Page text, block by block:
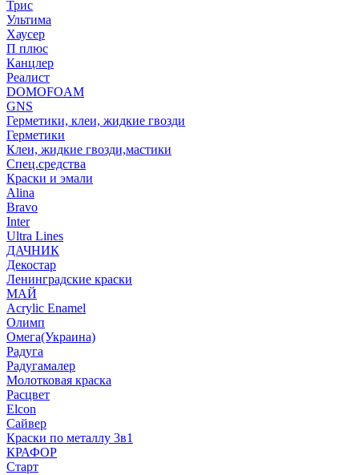
Трис
Ультима
Хаусер
П плюс
Канцлер
Реалист
DOMOFOAM
GNS
Герметики, клеи, жидкие гвозди
Герметики
Клеи, жидкие гвозди,мастики
Спец.средства
Краски и эмали
Alina
Bravo
Inter
Ultra Lines
ДАЧНИК
Декостар
Ленинградские краски
МАЙ
Acrylic Enamel
Олимп
Омега(Украина)
Радуга
Радугамалер
Молотковая краска
Расцвет
Elcon
Сайвер
Краски по металлу 3в1
КРАФОР
Старт